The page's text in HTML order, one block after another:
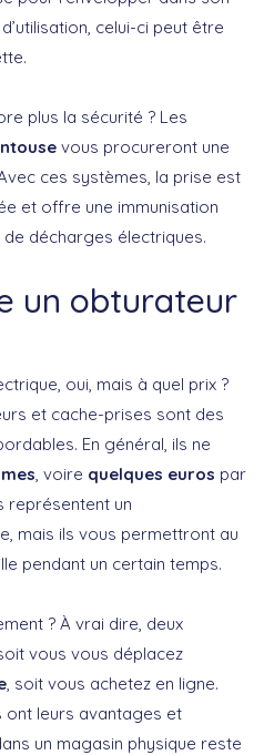
celui-ci peut être
plus la sécurité ? Les
vous procureront une
ces systèmes, la prise est
et offre une immunisation
décharges électriques.
un obturateur
oui, mais à quel prix ?
et cache-prises sont des
En général, ils ne
, voire quelques euros par
représentent un
mais ils vous permettront au
pendant un certain temps.
? À vrai dire, deux
vous vous déplacez
, soit vous achetez en ligne.
ont leurs avantages et
un magasin physique reste